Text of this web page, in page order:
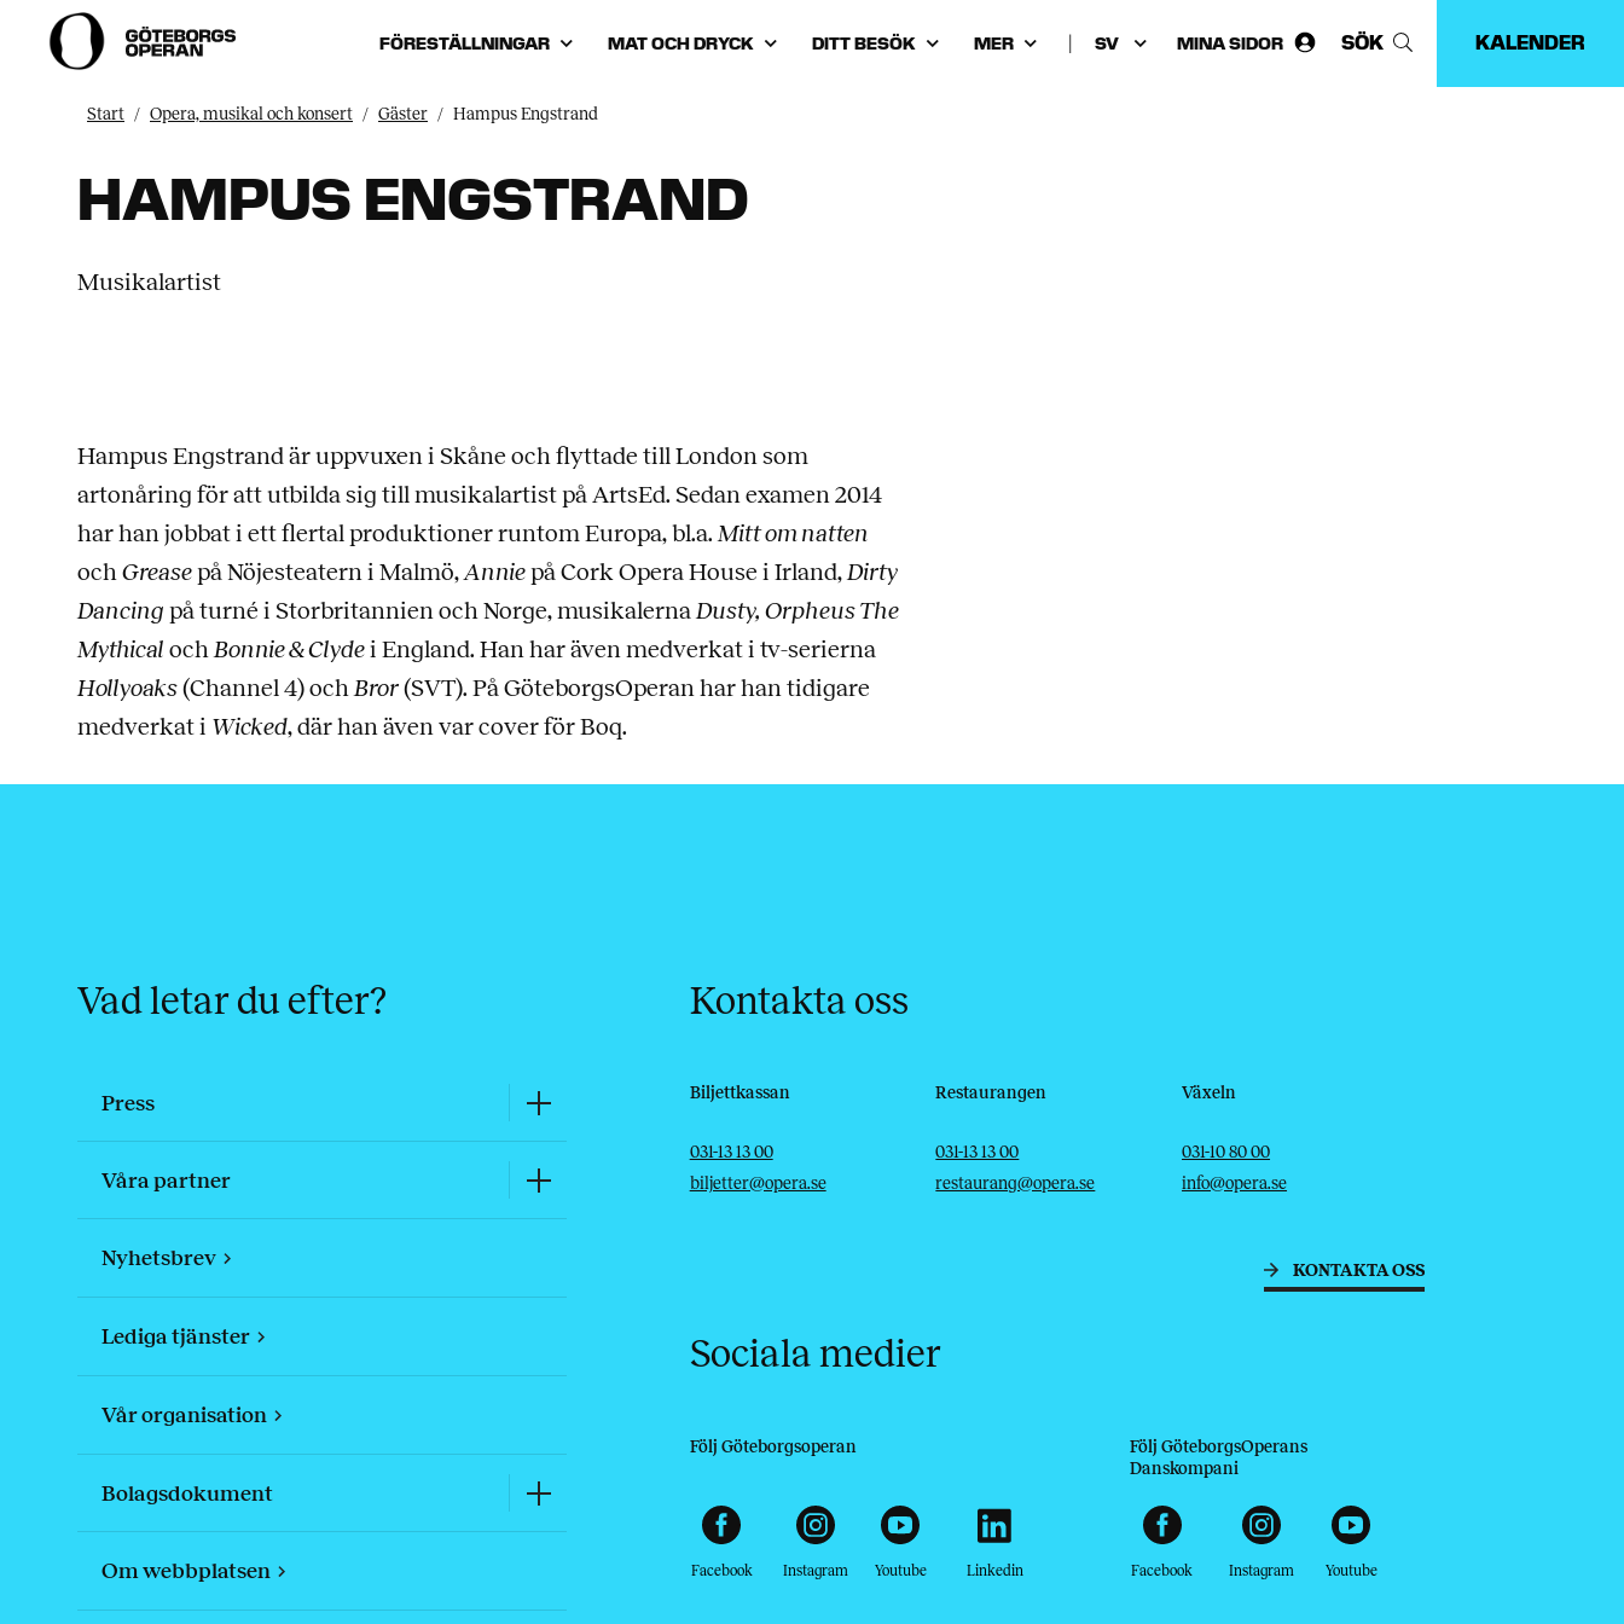
FÖRESTÄLLNINGAR MAT OCH DRYCK DITT BESÖK MER
Välj
MINA SIDOR SÖK KALENDER
Start Opera, musikal och konsert Gäster Hampus Engstrand
HAMPUS ENGSTRAND
Musikalartist
Hampus Engstrand är uppvuxen i Skåne och flyttade till London som
artonåring för att utbilda sig till musikalartist på ArtsEd. Sedan examen 2014
har han jobbat i ett flertal produktioner runtom Europa, bl.a. Mitt om natten
och Greasepå Nöjesteatern i Malmö, Anniepå Cork Opera House i Irland, Dirty
Dancing på turné i Storbritannien och Norge, musikalerna Dusty, Orpheus The
Mythical och Bonnie & Clydei England. Han har även medverkat i tv-serierna
Hollyoaks(Channel 4) och Bror(SVT). På GöteborgsOperan har han tidigare
medverkat i Wicked, där han även var cover för Boq.
Vad letar du efter?
Press
Våra partner
Nyhetsbrev
Lediga tjänster
Vår organisation
Bolagsdokument
Om webbplatsen
Kontakta oss
Biljettkassan
Telefon
031-13 13 00
E-post
biljetter@opera.se
Restaurangen
Telefon
031-13 13 00
E-post
restaurang@opera.se
Växeln
Telefon
031-10 80 00
E-post
info@opera.se
KONTAKTA OSS
Sociala medier
Följ Göteborgsoperan
Facebook Instagram Youtube Linkedin
Följ GöteborgsOperans
Danskompani
Facebook Instagram Youtube